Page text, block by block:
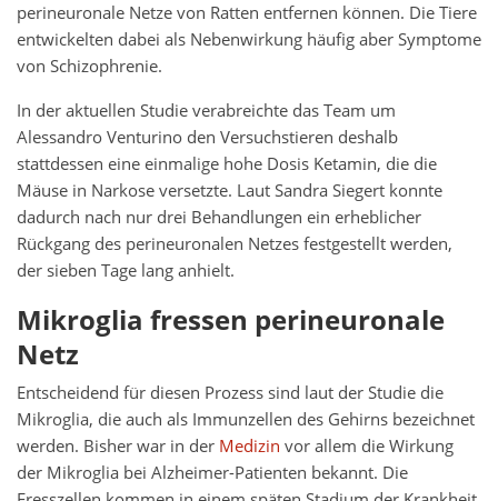
perineuronale Netze von Ratten entfernen können. Die Tiere
entwickelten dabei als Nebenwirkung häufig aber Symptome
von Schizophrenie.
In der aktuellen Studie verabreichte das Team um
Alessandro Venturino den Versuchstieren deshalb
stattdessen eine einmalige hohe Dosis Ketamin, die die
Mäuse in Narkose versetzte. Laut Sandra Siegert konnte
dadurch nach nur drei Behandlungen ein erheblicher
Rückgang des perineuronalen Netzes festgestellt werden,
der sieben Tage lang anhielt.
Mikroglia fressen perineuronale
Netz
Entscheidend für diesen Prozess sind laut der Studie die
Mikroglia, die auch als Immunzellen des Gehirns bezeichnet
werden. Bisher war in der Medizin vor allem die Wirkung
der Mikroglia bei Alzheimer-Patienten bekannt. Die